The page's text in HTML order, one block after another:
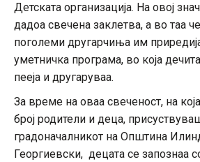
Детската организација. На овој
дадоа свечена заклетва, а во таа
поголеми другарчиња им
уметничка програма, во која
пееја и другаруваа.
За време на оваа свеченост, на
број родители и деца,
градоначалникот на Општина
Георгиевски, децата се запознаа